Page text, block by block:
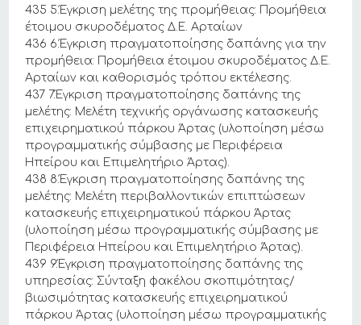
435 5.Έγκριση μελέτης της προμήθειας: Προμήθεια
έτοιμου σκυροδέματος Δ.Ε. Αρταίων
436 6.Έγκριση πραγματοποίησης δαπάνης για την
προμήθεια: Προμήθεια έτοιμου σκυροδέματος Δ.Ε.
Αρταίων και καθορισμός τρόπου εκτέλεσης.
437 7.Έγκριση πραγματοποίησης δαπάνης της
μελέτης: Μελέτη τεχνικής οργάνωσης κατασκευής
επιχειρηματικού πάρκου Άρτας (υλοποίηση μέσω
προγραμματικής σύμβασης με Περιφέρεια
Ηπείρου και Επιμελητήριο Άρτας).
438 8.Έγκριση πραγματοποίησης δαπάνης της
μελέτης: Μελέτη περιβαλλοντικών επιπτώσεων
κατασκευής επιχειρηματικού πάρκου Άρτας
(υλοποίηση μέσω προγραμματικής σύμβασης με
Περιφέρεια Ηπείρου και Επιμελητήριο Άρτας).
439 9.Έγκριση πραγματοποίησης δαπάνης της
υπηρεσίας: Σύνταξη φακέλου σκοπιμότητας/
βιωσιμότητας κατασκευής επιχειρηματικού
πάρκου Άρτας (υλοποίηση μέσω προγραμματικής